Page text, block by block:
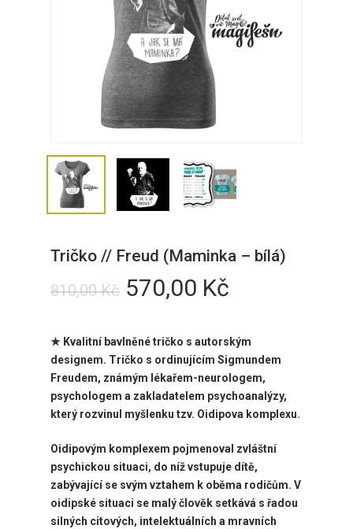
Tričko // Freud (Maminka – bílá)
810,00Kč Původní
byla:
810,00 Kč.
570,00 Kč
je:
570,00 Kč.
★ Kvalitní bavlněné tričko s autorským
designem. Tričko s ordinujícím Sigmundem
Freudem, známým lékařem-neurologem,
psychologem a zakladatelem psychoanalýzy,
který rozvinul myšlenku tzv. Oidipova komplexu.
Oidipovým komplexem pojmenoval zvláštní
psychickou situaci, do níž vstupuje dítě,
zabývající se svým vztahem k oběma rodičům. V
oidipské situaci se malý člověk setkává s řadou
silných citových, intelektuálních a mravních